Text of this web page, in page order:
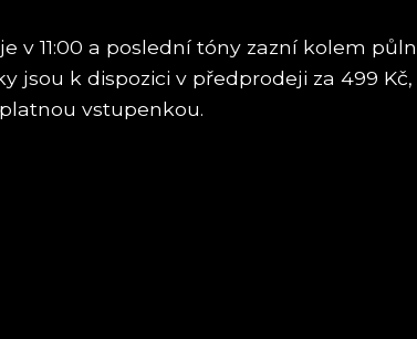
v 11:00 a poslední tóny zazní kolem
jsou k dispozici v předprodeji za 499
vstupenkou.